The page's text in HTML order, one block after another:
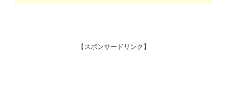
【スポンサードリンク】